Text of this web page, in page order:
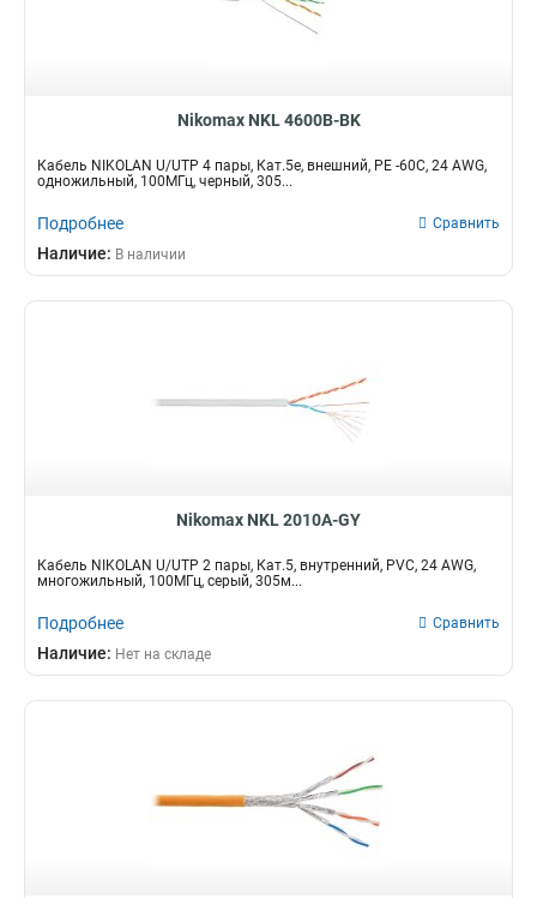
Nikomax NKL 4600B-BK
Кабель NIKOLAN U/UTP 4 пары, Кат.5е, внешний, PE -60C, 24 AWG,
одножильный, 100МГц, черный, 305...
Подробнее Сравнить
Наличие: В наличии
Nikomax NKL 2010A-GY
Кабель NIKOLAN U/UTP 2 пары, Кат.5, внутренний, PVC, 24 AWG,
многожильный, 100МГц, серый, 305м...
Подробнее Сравнить
Наличие: Нет на складе